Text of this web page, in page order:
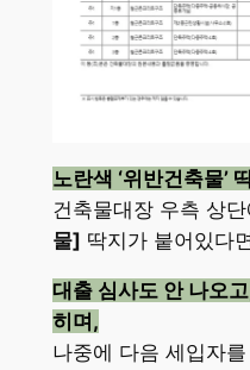
노란색 ‘위반건축물’
건축물대장 우측 상
물] 딱지가 붙어있다
대출 심사도 안 나오
히며,
나중에 다음 세입자